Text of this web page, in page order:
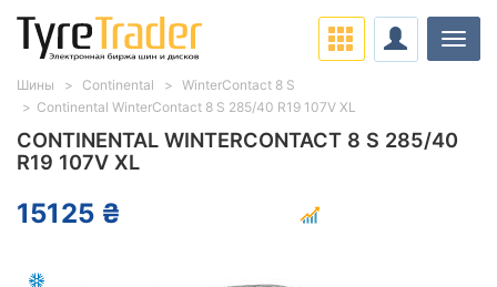
CONTINENTAL WINTERCONTACT 8 S 285/40
R19 107V XL
15125 ₴
Шины Continental
WinterContact 8 S
Continental WinterContact 8 S 285/40 R19 107V XL